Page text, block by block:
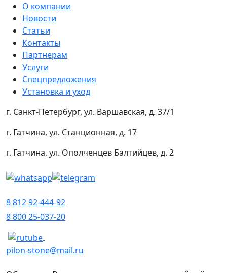
О компании
Новости
Статьи
Контакты
Партнерам
Услуги
Спецпредложения
Установка и уход
г. Санкт-Петербург, ул. Варшавская, д. 37/1
г. Гатчина, ул. Станционная, д. 17
г. Гатчина, ул. Ополченцев Балтийцев, д. 2
8 812 92-444-92
8 800 25-037-20
pilon-stone@mail.ru